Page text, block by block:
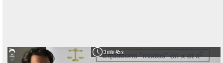
3 min 45 s